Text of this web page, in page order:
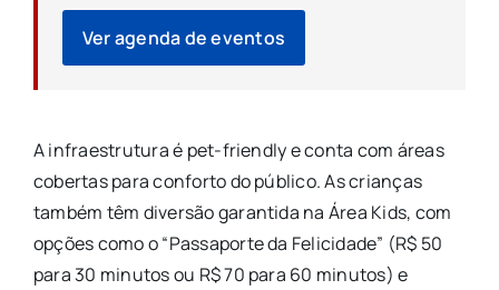
Ver agenda de eventos
A infraestrutura é pet-friendly e conta com áreas
cobertas para conforto do público. As crianças
também têm diversão garantida na Área Kids, com
opções como o “Passaporte da Felicidade” (R$ 50
para 30 minutos ou R$ 70 para 60 minutos) e